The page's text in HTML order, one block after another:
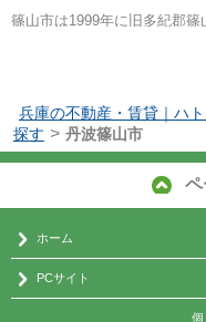
篠山市には様々な観光資源がありますが、最もポピュラーなのは丹波黒大豆です。おせち料理には欠かせない食材で年末になると必ず耳にする食材です。他には雲海が有名です。盆地特有の気候によ
兵庫の不動産・賃貸｜ハ
探す > 丹波篠山市
ペ
ホーム
PCサイト
個